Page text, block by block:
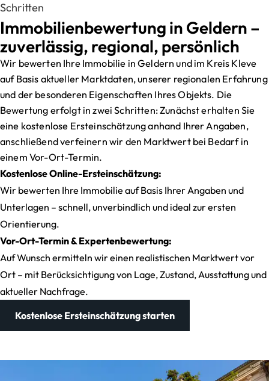
Schritten
Immobilienbewertung in Geldern –
zuverlässig, regional, persönlich
Wir bewerten Ihre Immobilie in Geldern und im Kreis Kleve
auf Basis aktueller Marktdaten, unserer regionalen Erfahrung
und der besonderen Eigenschaften Ihres Objekts. Die
Bewertung erfolgt in zwei Schritten: Zunächst erhalten Sie
eine kostenlose Ersteinschätzung anhand Ihrer Angaben,
anschließend verfeinern wir den Marktwert bei Bedarf in
einem Vor-Ort-Termin.
Kostenlose Online-Ersteinschätzung:
Wir bewerten Ihre Immobilie auf Basis Ihrer Angaben und
Unterlagen – schnell, unverbindlich und ideal zur ersten
Orientierung.
Vor-Ort-Termin & Expertenbewertung:
Auf Wunsch ermitteln wir einen realistischen Marktwert vor
Ort – mit Berücksichtigung von Lage, Zustand, Ausstattung und
aktueller Nachfrage.
Kostenlose Ersteinschätzung starten